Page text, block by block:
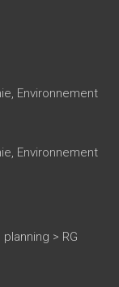
Environnement
Environnement
> RG